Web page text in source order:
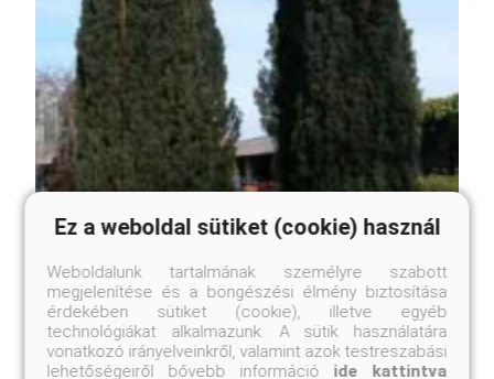
Ez a weboldal sütiket (cookie) használ
Weboldalunk tartalmának személyre szabott
megjelenítése és a böngészési élmény biztosítása
érdekében sütiket (cookie), illetve egyéb
technológiákat alkalmazunk. A sütik használatára
vonatkozó irányelveinkről, valamint azok testreszabási
lehetőségeiről bővebb információ ide kattintva